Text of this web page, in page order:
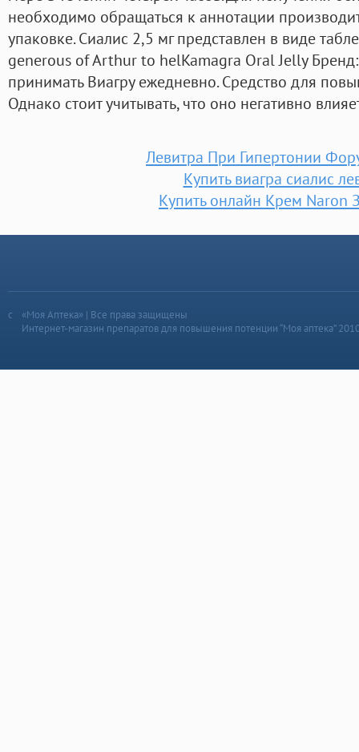
необходимо обращаться к аннотации
упаковке. Сиалис 2,5 мг представлен в виде
generous of Arthur to helKamagra Oral Jelly
принимать Виагру ежедневно. Средство для
Однако стоит учитывать, что оно негативно
Левитра При Гипертонии
Купить виагра сиалис
Купить онлайн Крем Naron
«Моя Аптека» | Все права защищены
Интернет-магазин препаратов для повышения потенции “Моя аптека”